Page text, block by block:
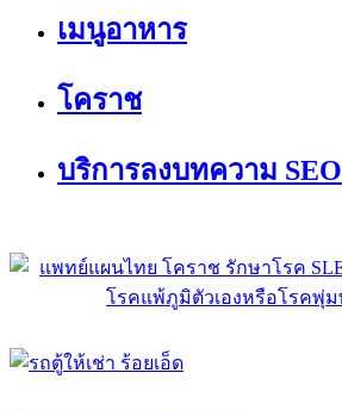
เมนูอาหาร
โคราช
บริการลงบทความ SEO